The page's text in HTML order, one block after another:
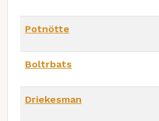
Potnötte
Boltrbats
Driekesman